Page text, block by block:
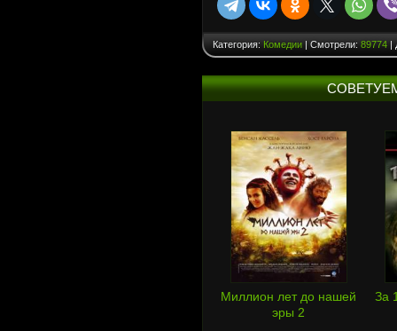
Категория: Комедии | Смотрели: 89774 |
Миллион лет до нашей
эры 2
За